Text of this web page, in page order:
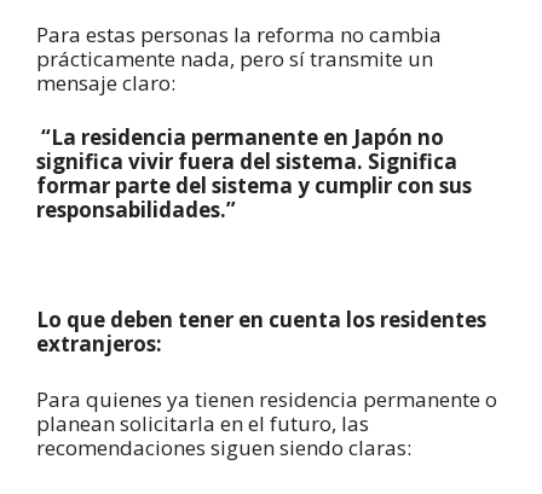
Para estas personas la reforma no cambia
prácticamente nada, pero sí transmite un
mensaje claro:
“La residencia permanente en Japón no
significa vivir fuera del sistema. Significa
formar parte del sistema y cumplir con sus
responsabilidades.”
Lo que deben tener en cuenta los residentes
extranjeros:
Para quienes ya tienen residencia permanente o
planean solicitarla en el futuro, las
recomendaciones siguen siendo claras: